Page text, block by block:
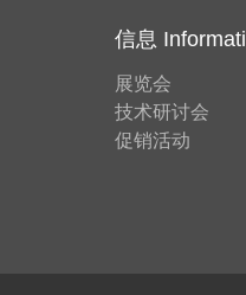
信息
展览会
技术研讨会
促销活动